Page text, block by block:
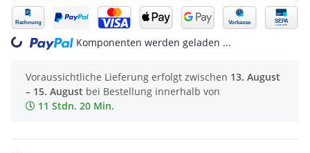
Loading... Komponenten werden geladen ...
Voraussichtliche Lieferung erfolgt zwischen 13. August
– 15. August bei Bestellung innerhalb von
11 Stdn. 20 Min.